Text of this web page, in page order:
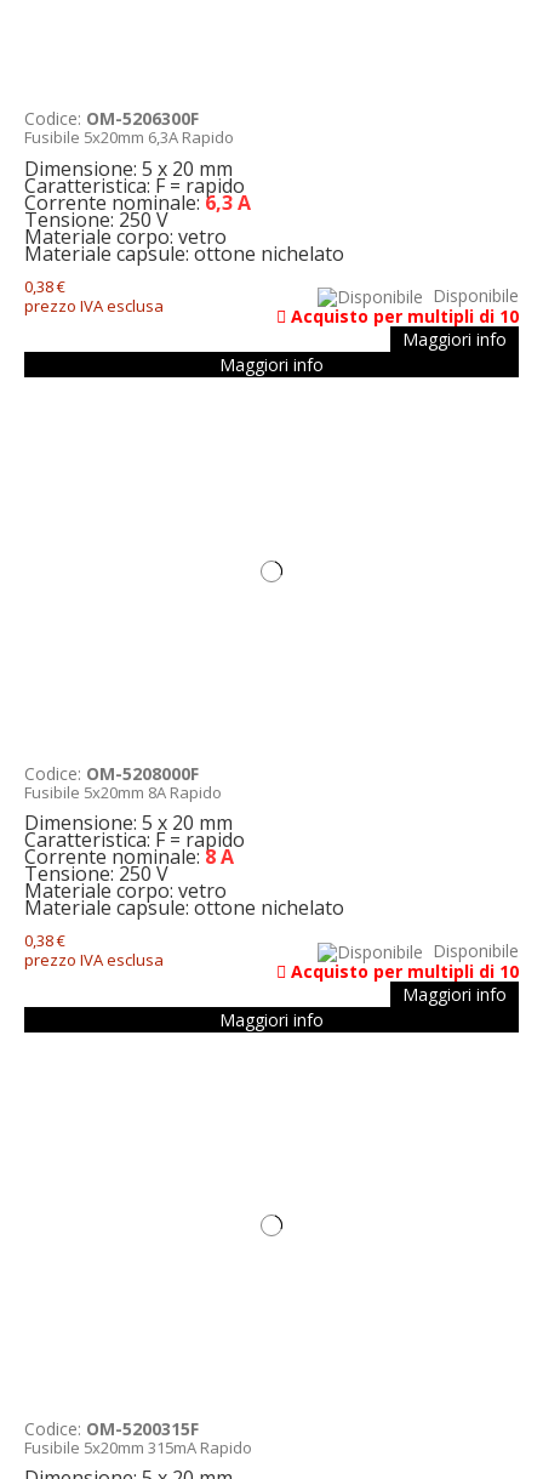
Codice: OM-5206300F
Fusibile 5x20mm 6,3A Rapido
Dimensione: 5 x 20 mm
Caratteristica: F = rapido
Corrente nominale:6,3 A
Tensione: 250 V
Materiale corpo: vetro
Materiale capsule: ottone nichelato
0,38 €
prezzo IVA esclusa
Disponibile
Acquisto per multipli di 10
Maggiori info
Maggiori info
Codice: OM-5208000F
Fusibile 5x20mm 8A Rapido
Dimensione: 5 x 20 mm
Caratteristica: F = rapido
Corrente nominale: 8 A
Tensione: 250 V
Materiale corpo: vetro
Materiale capsule: ottone nichelato
0,38 €
prezzo IVA esclusa
Disponibile
Acquisto per multipli di 10
Maggiori info
Maggiori info
Codice: OM-5200315F
Fusibile 5x20mm 315mA Rapido